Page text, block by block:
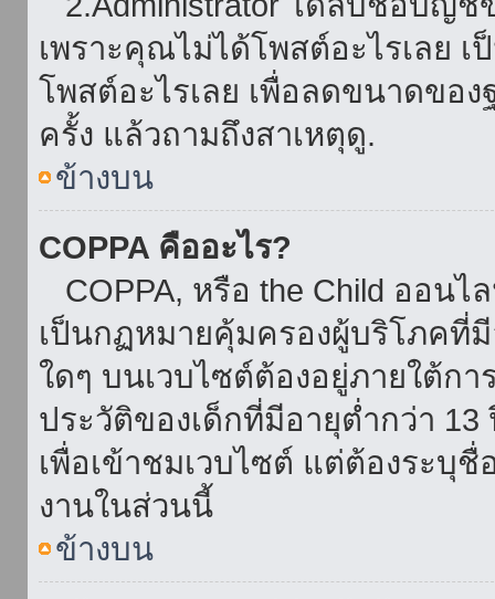
เพราะคุณไม่ได้โพสต์อะไรเลย
โพสต์อะไรเลย เพื่อลดขนาดขอ
ครั้ง แล้วถามถึงสาเหตุดู.
ข้างบน
COPPA คืออะไร?
COPPA, หรือ the Child ออนไ
เป็นกฏหมายคุ้มครองผู้บริโภคที่
ใดๆ บนเวบไซต์ต้องอยู่ภายใต้ก
ประวัติของเด็กที่มีอายุต่ำกว่า
เพื่อเข้าชมเวบไซต์ แต่ต้องระบุ
งานในส่วนนี้
ข้างบน